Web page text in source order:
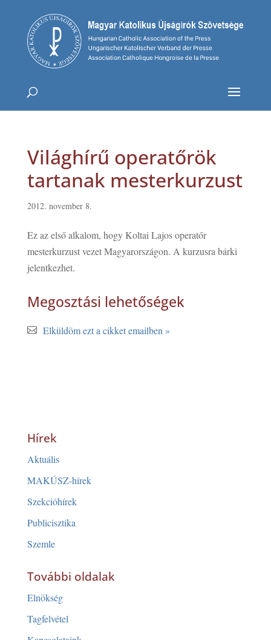
Világhírű operatőrök
tartanak mesterkurzust
2012. november 8.
Ez az első alkalom, hogy Koltai Lajos operatőr
mesterkurzust vezet Magyarországon. A kurzusra bárki
jelentkezhet.
Megosztási lehetőségek
Elküldöm ezt a cikket emailben »
Hírek
Aktuális
MAKÚSZ-hírek
Szekcióhírek
Publicisztika
Szemle
További oldalak
Elnökség
Tagfelvétel